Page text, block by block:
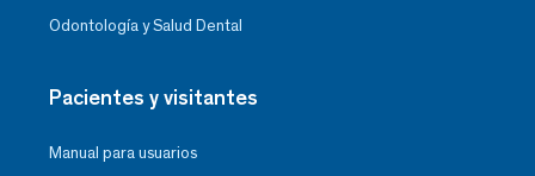
Odontología y Salud Dental
Pacientes y visitantes
Manual para usuarios